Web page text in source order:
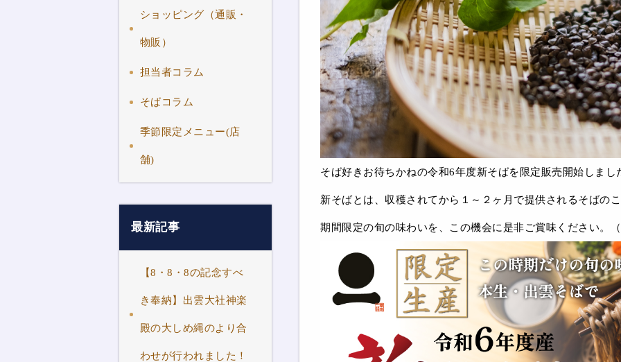
ショッピング（通販・
物販）
担当者コラム
そばコラム
季節限定メニュー(店
舗)
最新記事
【8・8・8の記念すべ
き奉納】出雲大社神楽
殿の大しめ縄のより合
わせが行われました！
そば好きお待ちかねの令和6年度新そばを限定販売開始しまし
新そばとは、収穫されてから１～２ヶ月で提供されるそばの
期間限定の旬の味わいを、この機会に是非ご賞味ください。